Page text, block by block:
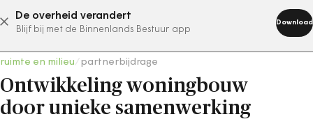
De overheid verandert
Blijf bij met de Binnenlands Bestuur app
Download
ruimte en milieu partnerbijdrage
Ontwikkeling woningbouw
door unieke samenwerking